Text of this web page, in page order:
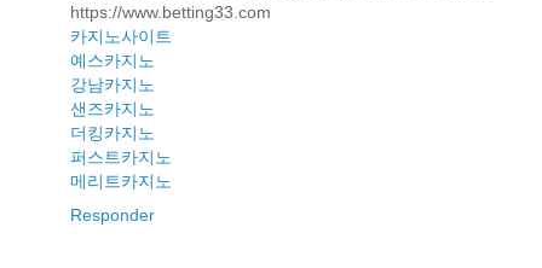
https://www.betting33.com
카지노사이트
예스카지노
강남카지노
샌즈카지노
더킹카지노
퍼스트카지노
메리트카지노
Responder